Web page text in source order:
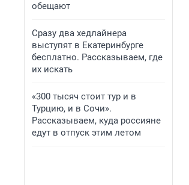
обещают
Сразу два хедлайнера
выступят в Екатеринбурге
бесплатно. Рассказываем, где
их искать
«300 тысяч стоит тур и в
Турцию, и в Сочи».
Рассказываем, куда россияне
едут в отпуск этим летом